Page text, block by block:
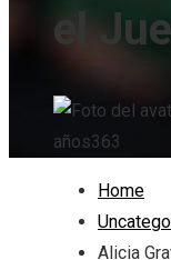
el
años363
Home
Alicia